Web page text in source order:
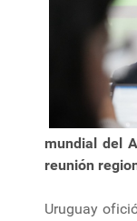
mundial del
reunión
Uruguay